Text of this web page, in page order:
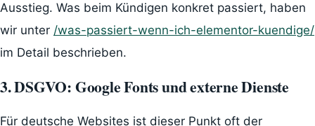
Ausstieg. Was beim Kündigen konkret passiert, haben
wir unter /was-passiert-wenn-ich-elementor-kuendige/
im Detail beschrieben.
3. DSGVO: Google Fonts und externe Dienste
Für deutsche Websites ist dieser Punkt oft der